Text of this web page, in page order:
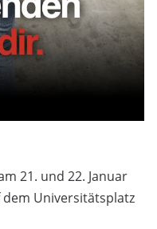
21. und 22. Januar
Universitätsplatz